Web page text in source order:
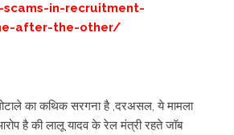
scams-in-recruitment-
after-the-other/
का कथिक सरगना है ,दरअसल, ये मामला
है की लालू यादव के रेल मंत्री रहते जॉब